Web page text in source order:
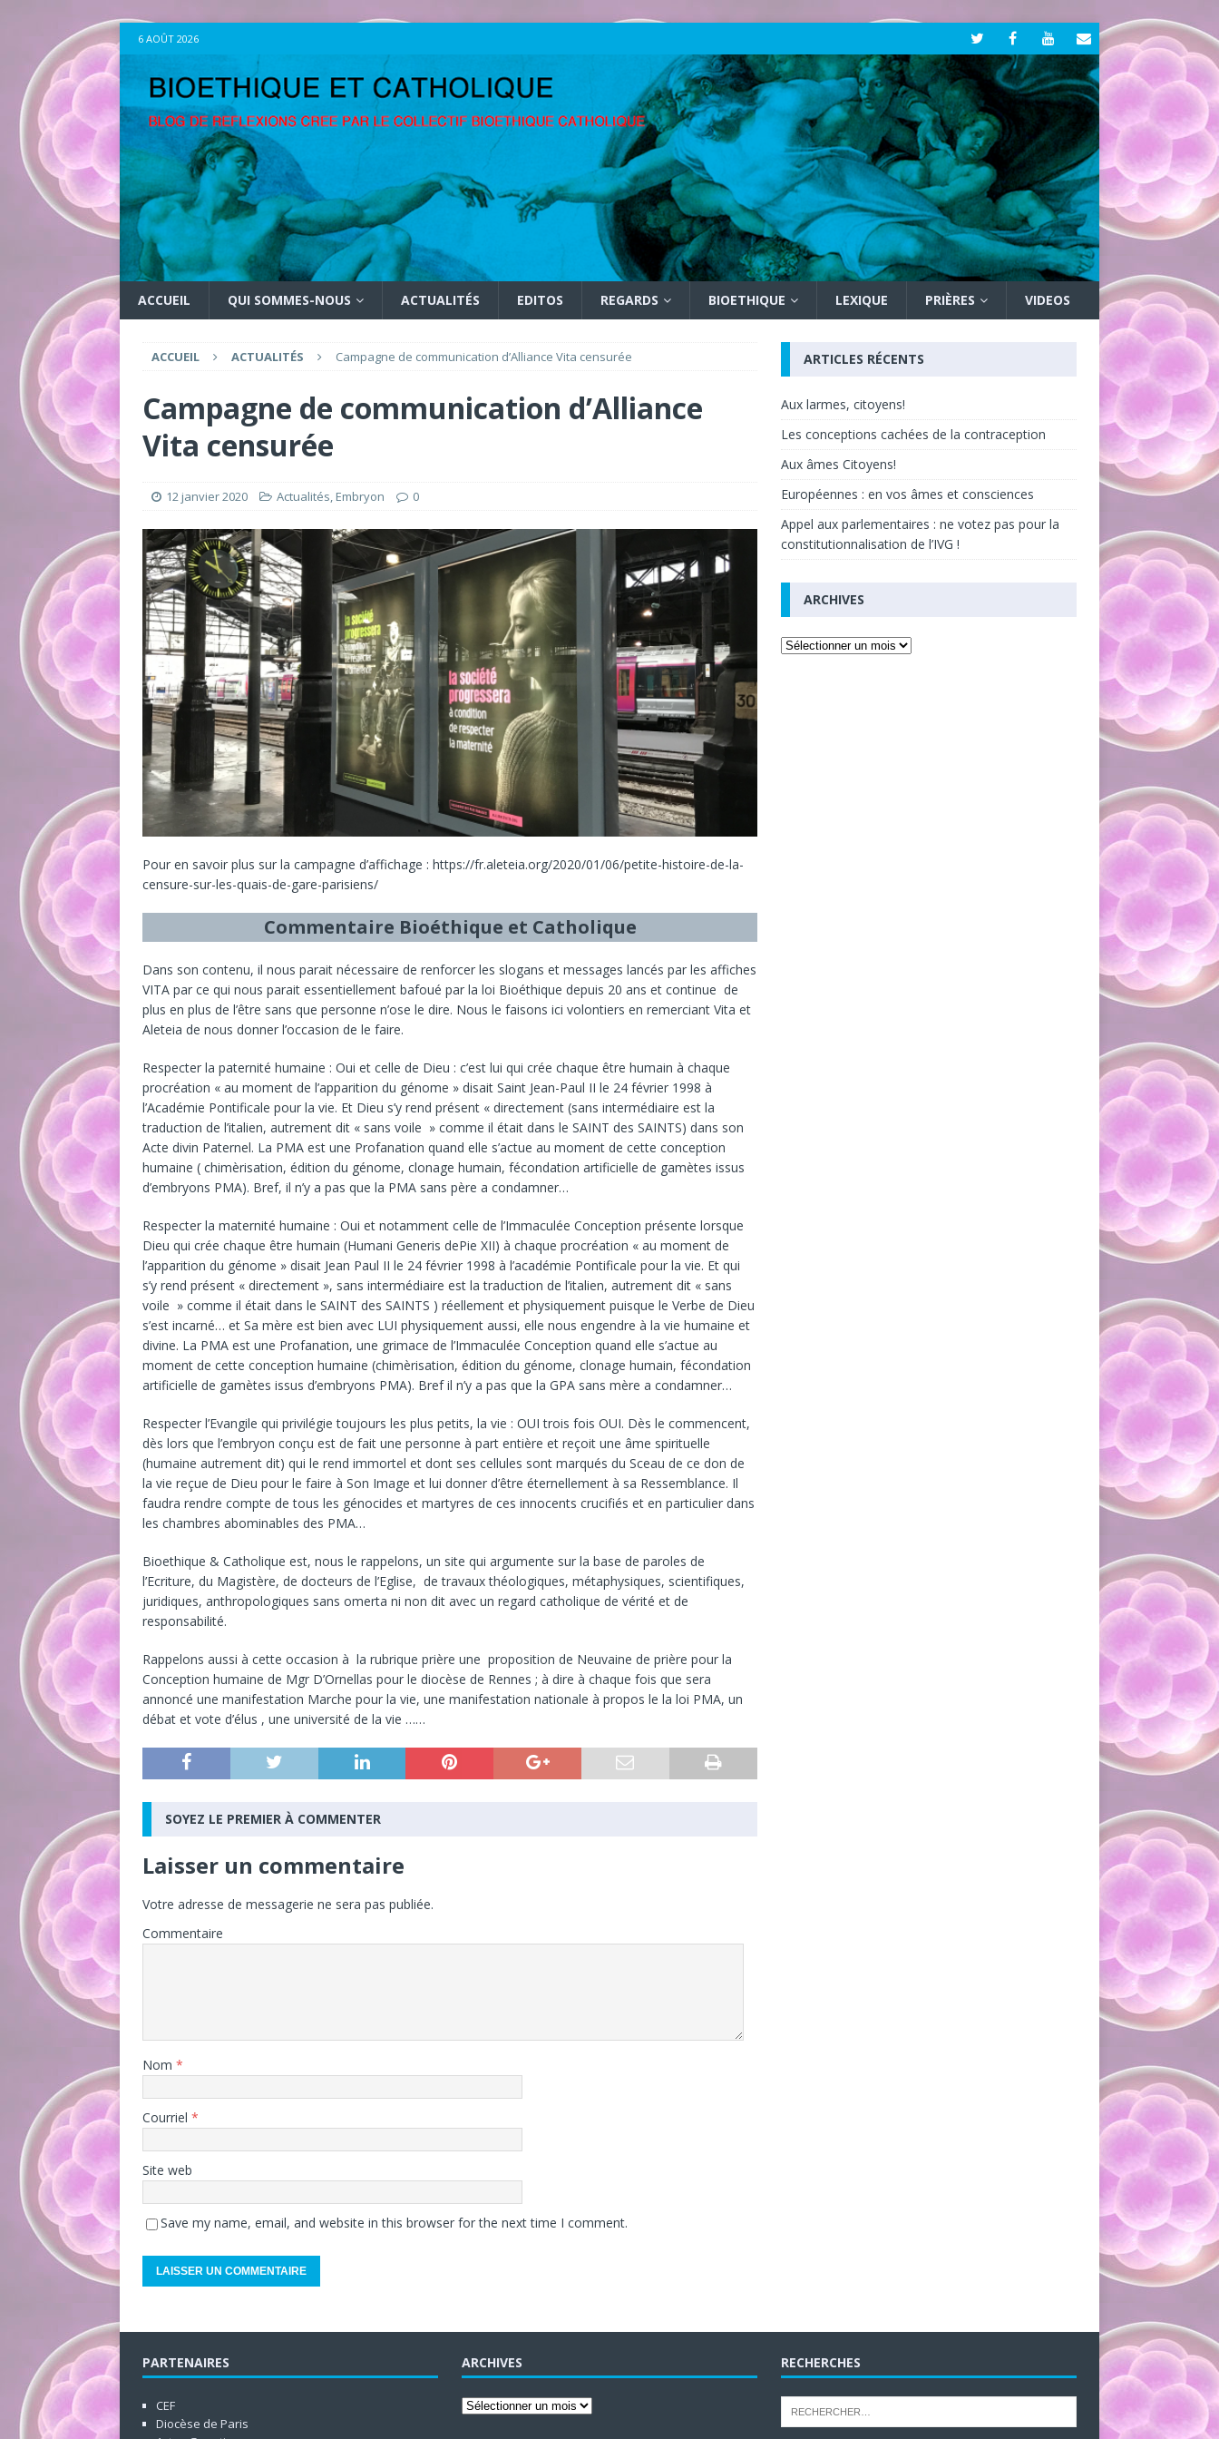
6 AOÛT 2026
ACCUEIL QUI SOMMES-NOUS ACTUALITÉS EDITOS REGARDS BIOETHIQUE LEXIQUE PRIÈRES VIDEOS
ACCUEIL ACTUALITÉS Campagne de communication d’Alliance Vita censurée
Campagne de communication d’Alliance
Vita censurée
12 janvier 2020 Actualités, Embryon 0
Pour en savoir plus sur la campagne d’affichage : https://fr.aleteia.org/2020/01/06/petite-histoire-de-la-
censure-sur-les-quais-de-gare-parisiens/
Commentaire Bioéthique et Catholique
Dans son contenu, il nous parait nécessaire de renforcer les slogans et messages lancés par les affiches
VITA par ce qui nous parait essentiellement bafoué par la loi Bioéthique depuis 20 ans et continue de
plus en plus de l’être sans que personne n’ose le dire. Nous le faisons ici volontiers en remerciant Vita et
Aleteia de nous donner l’occasion de le faire.
Respecter la paternité humaine : Oui et celle de Dieu : c’est lui qui crée chaque être humain à chaque
procréation « au moment de l’apparition du génome » disait Saint Jean-Paul II le 24 février 1998 à
l’Académie Pontificale pour la vie. Et Dieu s’y rend présent « directement (sans intermédiaire est la
traduction de l’italien, autrement dit « sans voile » comme il était dans le SAINT des SAINTS) dans son
Acte divin Paternel. La PMA est une Profanation quand elle s’actue au moment de cette conception
humaine ( chimèrisation, édition du génome, clonage humain, fécondation artificielle de gamètes issus
d’embryons PMA). Bref, il n’y a pas que la PMA sans père a condamner…
Respecter la maternité humaine : Oui et notamment celle de l’Immaculée Conception présente lorsque
Dieu qui crée chaque être humain (Humani Generis dePie XII) à chaque procréation « au moment de
l’apparition du génome » disait Jean Paul II le 24 février 1998 à l’académie Pontificale pour la vie. Et qui
s’y rend présent « directement », sans intermédiaire est la traduction de l’italien, autrement dit « sans
voile » comme il était dans le SAINT des SAINTS ) réellement et physiquement puisque le Verbe de Dieu
s’est incarné… et Sa mère est bien avec LUI physiquement aussi, elle nous engendre à la vie humaine et
divine. La PMA est une Profanation, une grimace de l’Immaculée Conception quand elle s’actue au
moment de cette conception humaine (chimèrisation, édition du génome, clonage humain, fécondation
artificielle de gamètes issus d’embryons PMA). Bref il n’y a pas que la GPA sans mère a condamner…
Respecter l’Evangile qui privilégie toujours les plus petits, la vie : OUI trois fois OUI. Dès le commencent,
dès lors que l’embryon conçu est de fait une personne à part entière et reçoit une âme spirituelle
(humaine autrement dit) qui le rend immortel et dont ses cellules sont marqués du Sceau de ce don de
la vie reçue de Dieu pour le faire à Son Image et lui donner d’être éternellement à sa Ressemblance. Il
faudra rendre compte de tous les génocides et martyres de ces innocents crucifiés et en particulier dans
les chambres abominables des PMA…
Bioethique & Catholique est, nous le rappelons, un site qui argumente sur la base de paroles de
l’Ecriture, du Magistère, de docteurs de l’Eglise, de travaux théologiques, métaphysiques, scientifiques,
juridiques, anthropologiques sans omerta ni non dit avec un regard catholique de vérité et de
responsabilité.
Rappelons aussi à cette occasion à la rubrique prière une proposition de Neuvaine de prière pour la
Conception humaine de Mgr D’Ornellas pour le diocèse de Rennes ; à dire à chaque fois que sera
annoncé une manifestation Marche pour la vie, une manifestation nationale à propos le la loi PMA, un
débat et vote d’élus , une université de la vie ……
SOYEZ LE PREMIER À COMMENTER
Laisser un commentaire
Votre adresse de messagerie ne sera pas publiée.
Commentaire
Nom *
Courriel *
Site web
Save my name, email, and website in this browser for the next time I comment.
ARTICLES RÉCENTS
Aux larmes, citoyens!
Les conceptions cachées de la contraception
Aux âmes Citoyens!
Européennes : en vos âmes et consciences
Appel aux parlementaires : ne votez pas pour la
constitutionnalisation de l’IVG !
ARCHIVES
PARTENAIRES
CEF
Diocèse de Paris
ARCHIVES RECHERCHES